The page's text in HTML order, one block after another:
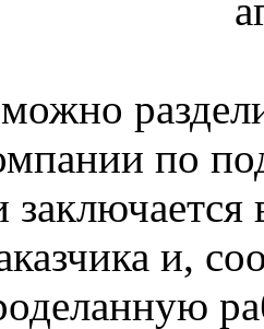
по
и,